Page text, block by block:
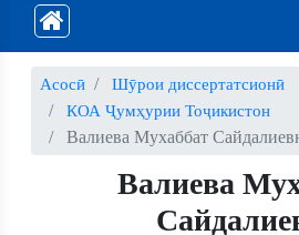
Асосӣ
Шӯрои диссертатсионӣ
КОА Ҷумҳурии Тоҷикистон
Валиева Мухаббат
Валиева